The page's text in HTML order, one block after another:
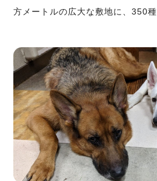
方メートルの広大な敷地に、350